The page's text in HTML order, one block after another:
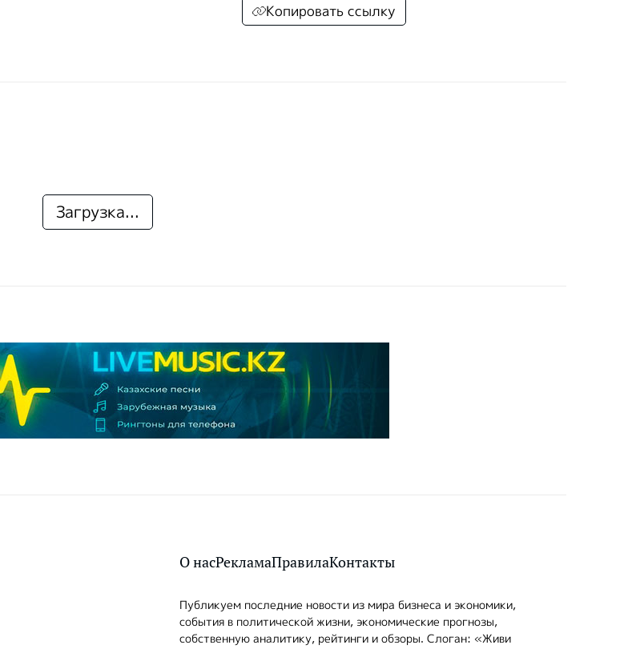
Копировать ссылку
Загрузка...
О насРекламаПравилаКонтакты
Публикуем последние новости из мира бизнеса и экономики,
события в политической жизни, экономические прогнозы,
собственную аналитику, рейтинги и обзоры. Слоган: «Живи